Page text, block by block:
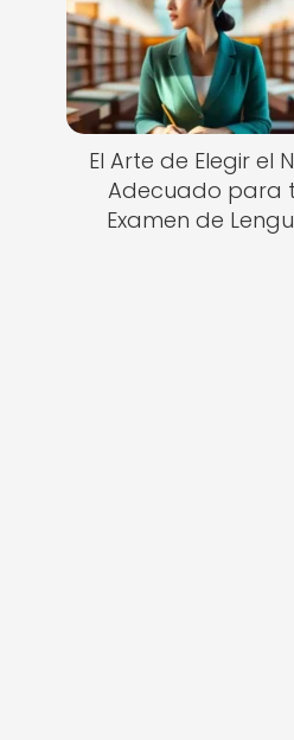
El Arte de Elegir el
Adecuado para
Examen de